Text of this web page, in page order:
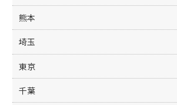
熊本
埼玉
東京
千葉